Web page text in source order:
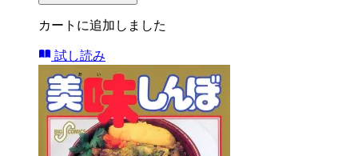
カートに追加しました
試し読み